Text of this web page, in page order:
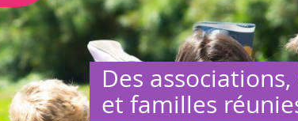
Des
et familles